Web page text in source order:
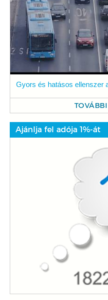
Gyors és hatásos ellenszer
Ajánlja fel adója 1%-át